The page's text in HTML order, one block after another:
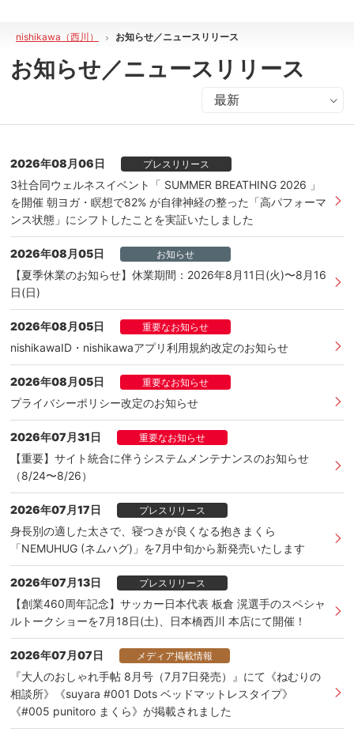
nishikawa（西川） お知らせ／ニュースリリース
お知らせ／ニュースリリース
2026年08月06日 プレスリリース
3社合同ウェルネスイベント「 SUMMER BREATHING 2026 」
を開催 朝ヨガ・瞑想で82% が自律神経の整った「高パフォーマ
ンス状態」にシフトしたことを実証いたしました
2026年08月05日 お知らせ
【夏季休業のお知らせ】休業期間：2026年8月11日(火)〜8月16
日(日)
2026年08月05日 重要なお知らせ
nishikawaID・nishikawaアプリ利用規約改定のお知らせ
2026年08月05日 重要なお知らせ
プライバシーポリシー改定のお知らせ
2026年07月31日 重要なお知らせ
【重要】サイト統合に伴うシステムメンテナンスのお知らせ
（8/24〜8/26）
2026年07月17日 プレスリリース
⾝⻑別の適した太さで、寝つきが良くなる抱きまくら
「NEMUHUG (ネムハグ)」を7⽉中旬から新発売いたします
2026年07月13日 プレスリリース
【創業460周年記念】サッカー日本代表 板倉 滉選手のスペシャ
ルトークショーを7月18日(土)、日本橋西川 本店にて開催！
2026年07月07日 メディア掲載情報
『大人のおしゃれ手帖 8月号（7月7日発売）』にて《ねむりの
相談所》《suyara #001 Dots ベッドマットレスタイプ》
《#005 punitoro まくら》が掲載されました